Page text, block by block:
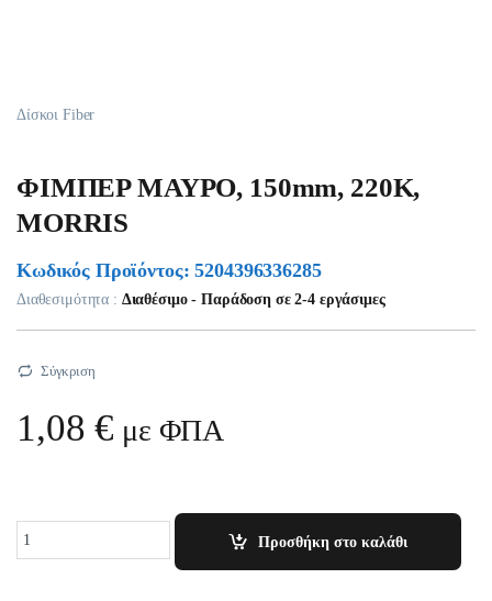
Δίσκοι Fiber
ΦΙΜΠΕΡ ΜΑΥΡΟ, 150mm, 220K,
MORRIS
Κωδικός Προϊόντος: 5204396336285
Διαθεσιμότητα : Διαθέσιμο - Παράδοση σε 2-4 εργάσιμες
Σύγκριση
1,08€ με ΦΠΑ
Προσθήκη στο καλάθι